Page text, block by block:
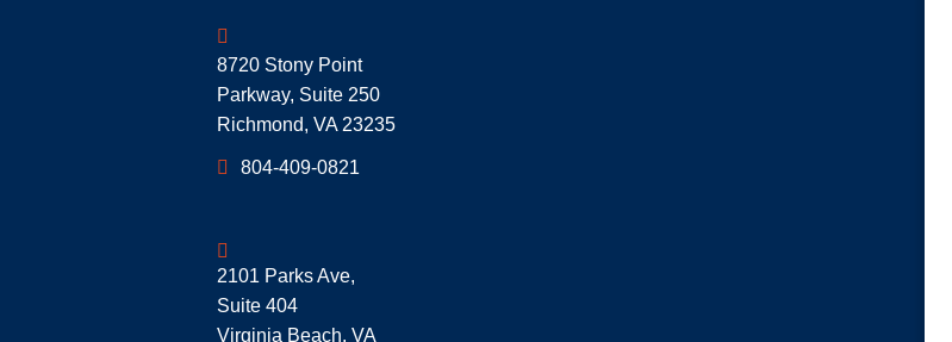
Geoff McDonald & Associates
8720 Stony Point
Parkway, Suite 250
Richmond, VA 23235
804-409-0821
Geoff McDonald & Associates
2101 Parks Ave,
Suite 404
Virginia Beach, VA